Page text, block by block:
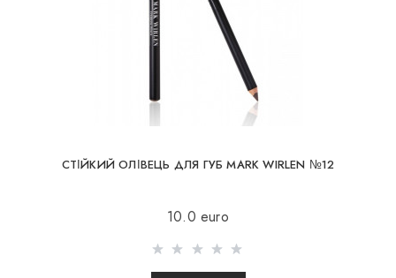
СТІЙКИЙ ОЛІВЕЦЬ ДЛЯ ГУБ MARK WIRLEN №12
10.0 euro